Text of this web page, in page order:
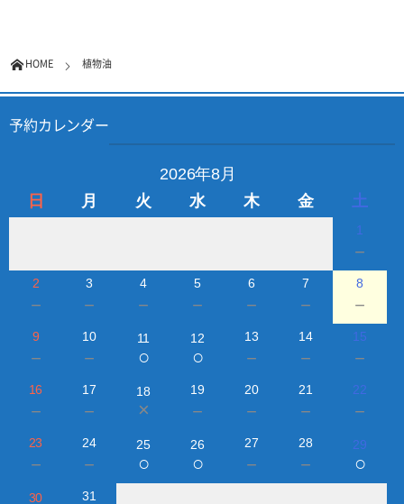
HOME 植物油
予約カレンダー
2026年8月
日
月 火 水 木 金 土
1
－
2
－
3
－
4
－
5
－
6
－
7
－
8
－
9
－
10
－
11
○
12
○
13
－
14
－
15
－
16
－
17
－
18
×
19
－
20
－
21
－
22
－
23
－
24
－
25
○
26
○
27
－
28
－
29
○
30 31